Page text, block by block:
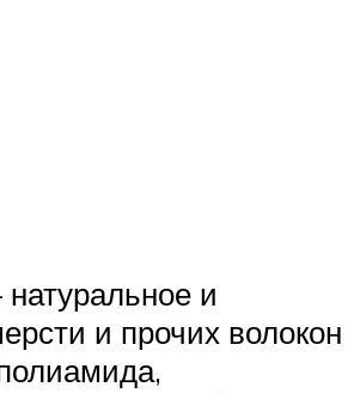
и
и прочих волокон